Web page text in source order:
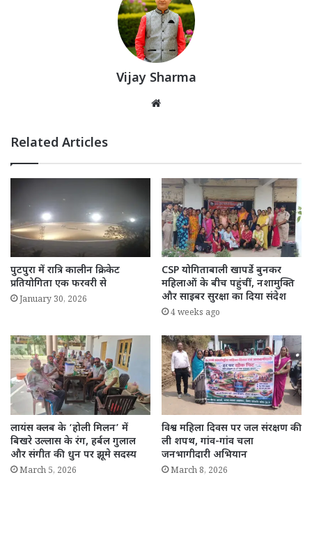
Vijay Sharma
Related Articles
पुटपुरा में रात्रि कालीन क्रिकेट
प्रतियोगिता एक फरवरी से
January 30, 2026
CSP योगिताबाली खापर्डे बुनकर
महिलाओं के बीच पहुंचीं, नशामुक्ति
और साइबर सुरक्षा का दिया संदेश
4 weeks ago
लायंस क्लब के ‘होली मिलन’ में
बिखरे उल्लास के रंग, हर्बल गुलाल
और संगीत की धुन पर झूमे सदस्य
March 5, 2026
विश्व महिला दिवस पर जल संरक्षण की
ली शपथ, गांव-गांव चला
जनभागीदारी अभियान
March 8, 2026